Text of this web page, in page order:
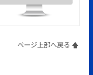
ページ上部へ戻る 🡅